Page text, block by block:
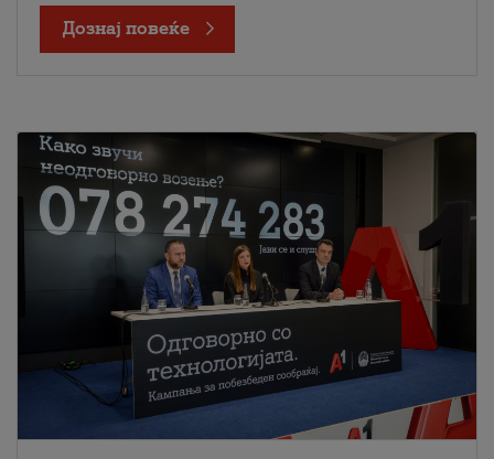
Дознај повеќе